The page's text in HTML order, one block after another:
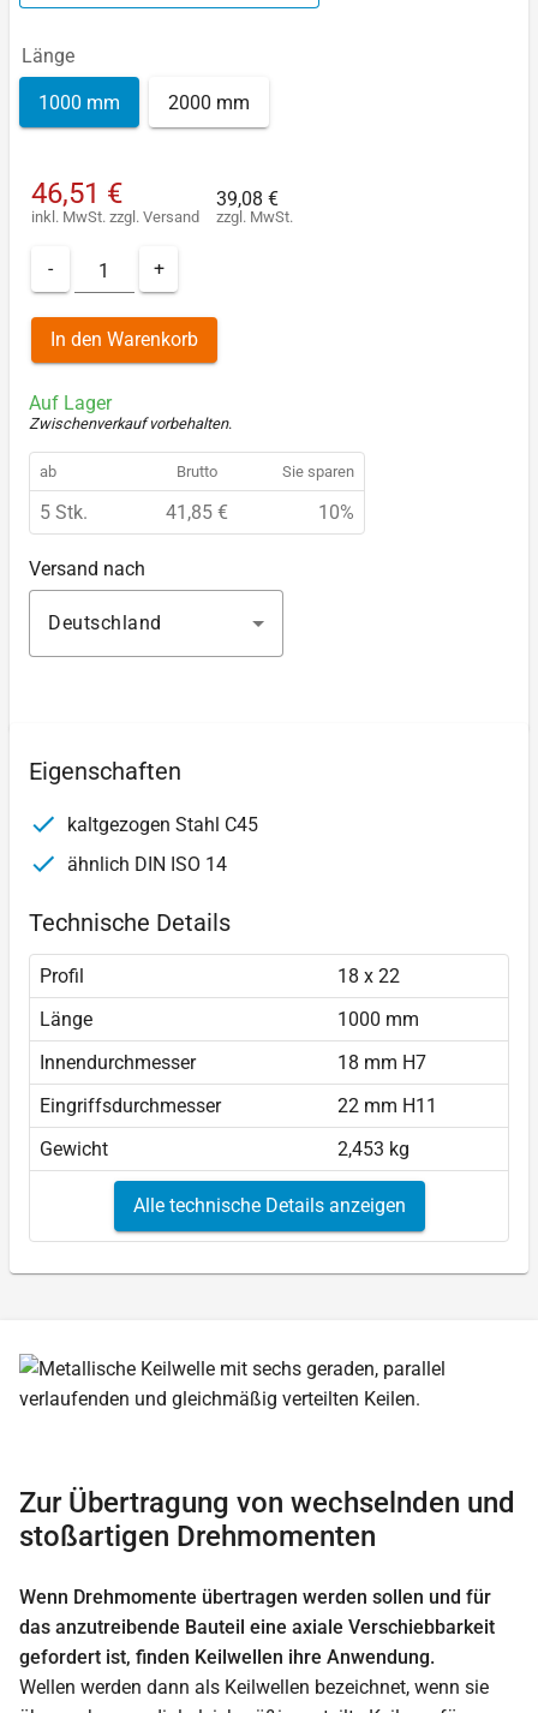
Länge
1000 mm 2000 mm
46,51 €
inkl. MwSt. zzgl. Versand
39,08 €
zzgl. MwSt.
- +
In den Warenkorb
Auf Lager
Zwischenverkauf vorbehalten.
ab Brutto Sie sparen
5 Stk. 41,85 € 10%
Versand nach
Deutschland
Eigenschaften
kaltgezogen Stahl C45
ähnlich DIN ISO 14
Technische Details
Profil
18 x 22
Länge
1000 mm
Innendurchmesser
18 mm H7
Eingriffsdurchmesser
22 mm H11
Gewicht
2,453 kg
Alle technische Details anzeigen
Zur Übertragung von wechselnden und
stoßartigen Drehmomenten
Wenn Drehmomente übertragen werden sollen und für
das anzutreibende Bauteil eine axiale Verschiebbarkeit
gefordert ist, finden Keilwellen ihre Anwendung.
Wellen werden dann als Keilwellen bezeichnet, wenn sie